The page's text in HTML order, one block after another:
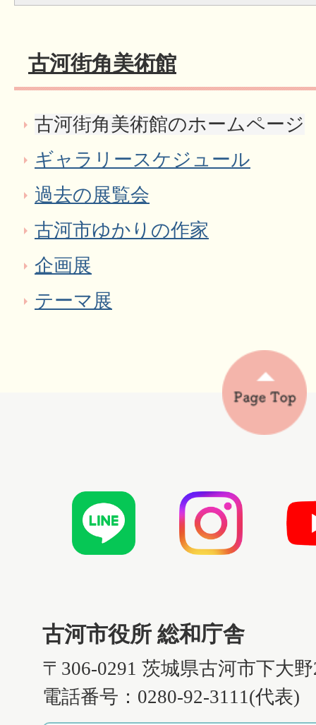
古河街角美術館
古河街角美術館のホームページ
ギャラリースケジュール
過去の展覧会
古河市ゆかりの作家
企画展
テーマ展
古河市役所 総和庁舎
〒306-0291 茨城県古河市下大
電話番号：0280-92-3111(代表)